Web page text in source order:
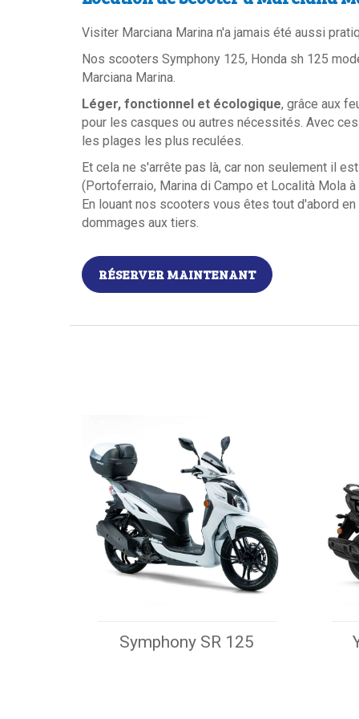
Visiter Marciana Marina n'a jamais été aussi
Nos scooters Symphony 125, Honda sh 125
Marciana Marina.
Léger, fonctionnel et écologique, grâce aux
pour les casques ou autres nécessités. Avec
les plages les plus reculées.
Et cela ne s'arrête pas là, car non seulement il
(Portoferraio, Marina di Campo et Località Mola
En louant nos scooters vous êtes tout d'abord
dommages aux tiers.
RÉSERVER MAINTENANT
Symphony SR 125